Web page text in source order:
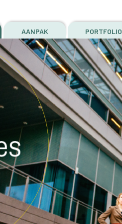
AANPAK PORTFOLIO